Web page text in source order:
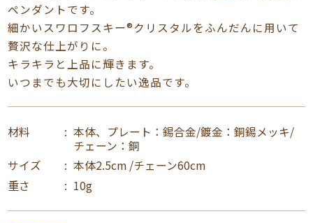
ペンダントです。
細かいスワロフスキー®︎クリスタルをふんだんに用いて
贅沢な仕上がりに。
キラキラと上品に輝きます。
いつまでも大切にしたい逸品です。
材料
本体、プレート：錫合金/鍍金：銅錫メッキ/
チェーン：銅
サイズ
本体2.5cm /チェーン60cm
重さ
10g